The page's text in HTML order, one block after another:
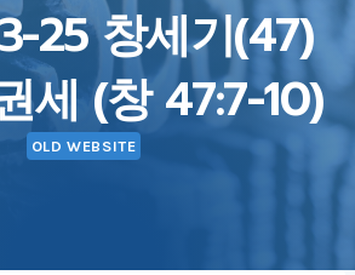
25 창세기(47)
세 (창 47:7-10)
OLD WEBSITE